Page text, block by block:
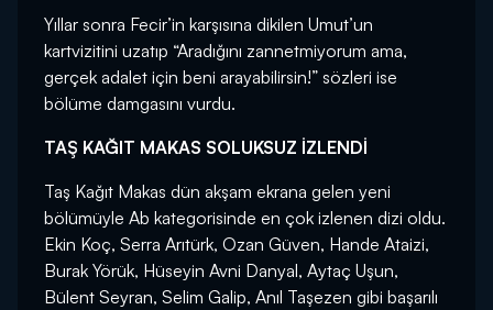
Yıllar sonra Fecir’in karşısına dikilen Umut’un
kartvizitini uzatıp “Aradığını zannetmiyorum ama,
gerçek adalet için beni arayabilirsin!” sözleri ise
bölüme damgasını vurdu.
TAŞ KAĞIT MAKAS SOLUKSUZ İZLENDİ
Taş Kağıt Makas dün akşam ekrana gelen yeni
bölümüyle Ab kategorisinde en çok izlenen dizi oldu.
Ekin Koç, Serra Arıtürk, Ozan Güven, Hande Ataizi,
Burak Yörük, Hüseyin Avni Danyal, Aytaç Uşun,
Bülent Seyran, Selim Galip, Anıl Taşezen gibi başarılı